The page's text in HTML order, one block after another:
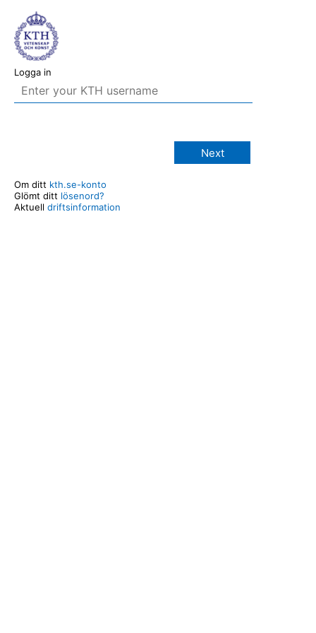
Logga in
Next
Om ditt kth.se-konto
Glömt ditt lösenord?
Aktuell driftsinformation